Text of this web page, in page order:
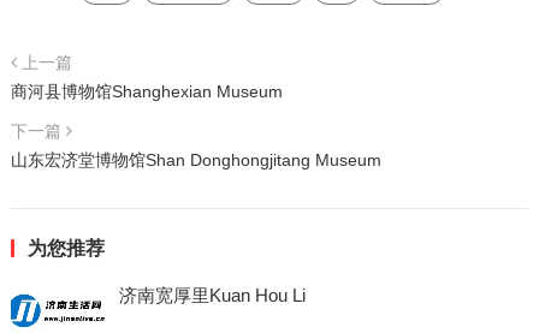
上一篇
商河县博物馆Shanghexian Museum
下一篇
山东宏济堂博物馆Shan Donghongjitang Museum
为您推荐
济南宽厚里Kuan Hou Li